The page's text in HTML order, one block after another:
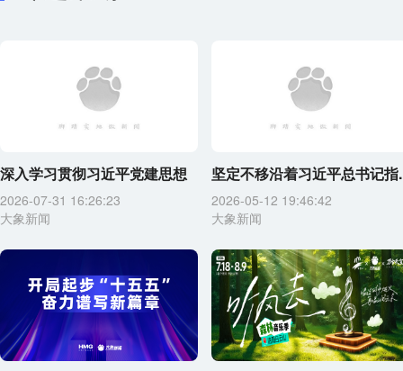
深入学习贯彻习近平党建思想
2026-07-31 16:26:23
大象新闻
坚定不移沿着习近平总书记指
2026-05-12 19:46:42
大象新闻